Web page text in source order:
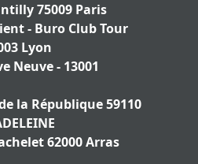
75009 Paris
- Buro Club Tour
Lyon
Neuve - 13001
la République 59110
62000 Arras